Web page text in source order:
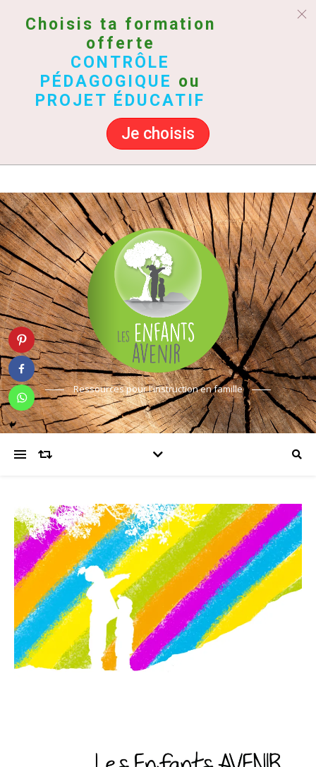
Ressources pour l'instruction en famille
Choisis ta formation
offerte
CONTRÔLE
PÉDAGOGIQUE ou
PROJET ÉDUCATIF
Je choisis